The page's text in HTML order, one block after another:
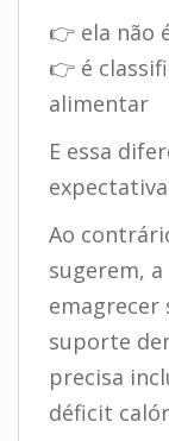
👉 ela não
👉 é
alimentar
E essa
Ao
sugerem,
emagrecer
suporte
precisa
déficit